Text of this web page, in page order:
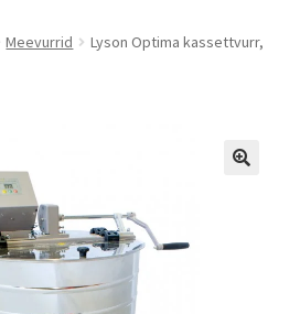
Meevurrid
Lyson Optima kassettvurr,